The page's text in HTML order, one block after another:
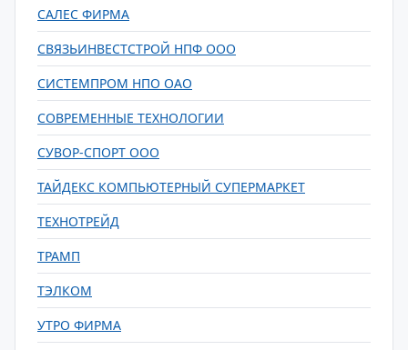
САЛЕС ФИРМА
СВЯЗЬИНВЕСТСТРОЙ НПФ ООО
СИСТЕМПРОМ НПО ОАО
СОВРЕМЕННЫЕ ТЕХНОЛОГИИ
СУВОР-СПОРТ ООО
ТАЙДЕКС КОМПЬЮТЕРНЫЙ СУПЕРМАРКЕТ
ТЕХНОТРЕЙД
ТРАМП
ТЭЛКОМ
УТРО ФИРМА